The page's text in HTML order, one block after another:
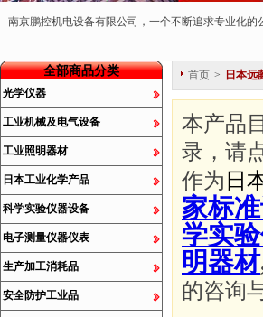
南京鹏控机电设备有限公司，一个不断追求专业化的
全部商品分类
光学仪器
工业机械及电气设备
工业照明器材
日本工业化学产品
科学实验仪器设备
电子测量仪器仪表
生产加工消耗品
安全防护工业品
首页 > 日本远
本产品
录，请
作为 日
家标
学实
明器材
的咨询